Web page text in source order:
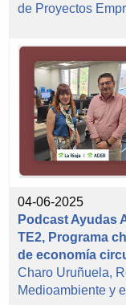
de Proyectos
04-06-2025
Podcast Ayudas
TE2, Programa
de economía
Charo Uruñuela,
Medioambiente y